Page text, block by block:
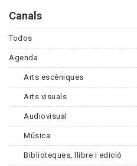
Canals
Todos
Agenda
Arts escèniques
Arts visuals
Audiovisual
Música
Biblioteques, llibre i edició